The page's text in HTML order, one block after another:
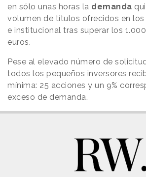
en sólo unas horas la demanda
volumen de títulos ofrecidos en
e institucional tras superar los
euros.
Pese al elevado número de
todos los pequeños inversores
mínima: 25 acciones y un 9%
exceso de demanda.